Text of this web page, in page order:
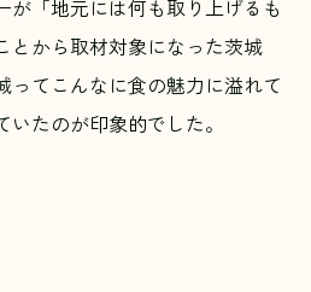
が「地元には何も取り上げるも
とから取材対象になった茨城
ってこんなに食の魅力に溢れて
たのが印象的でした。